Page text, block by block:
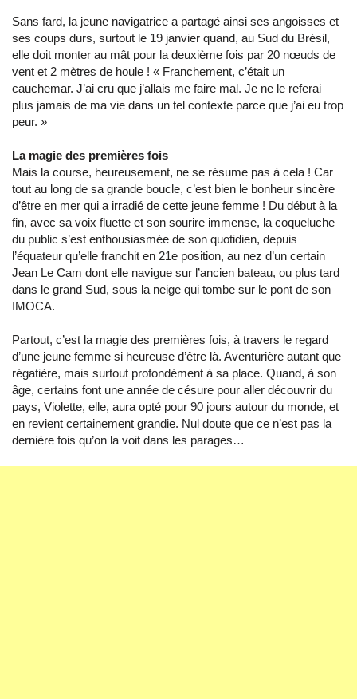
Sans fard, la jeune navigatrice a partagé ainsi ses angoisses et
ses coups durs, surtout le 19 janvier quand, au Sud du Brésil,
elle doit monter au mât pour la deuxième fois par 20 nœuds de
vent et 2 mètres de houle ! « Franchement, c’était un
cauchemar. J’ai cru que j’allais me faire mal. Je ne le referai
plus jamais de ma vie dans un tel contexte parce que j’ai eu trop
peur. »
La magie des premières fois
Mais la course, heureusement, ne se résume pas à cela ! Car
tout au long de sa grande boucle, c’est bien le bonheur sincère
d’être en mer qui a irradié de cette jeune femme ! Du début à la
fin, avec sa voix fluette et son sourire immense, la coqueluche
du public s’est enthousiasmée de son quotidien, depuis
l’équateur qu’elle franchit en 21e position, au nez d’un certain
Jean Le Cam dont elle navigue sur l’ancien bateau, ou plus tard
dans le grand Sud, sous la neige qui tombe sur le pont de son
IMOCA.
Partout, c’est la magie des premières fois, à travers le regard
d’une jeune femme si heureuse d’être là. Aventurière autant que
régatière, mais surtout profondément à sa place. Quand, à son
âge, certains font une année de césure pour aller découvrir du
pays, Violette, elle, aura opté pour 90 jours autour du monde, et
en revient certainement grandie. Nul doute que ce n’est pas la
dernière fois qu’on la voit dans les parages…